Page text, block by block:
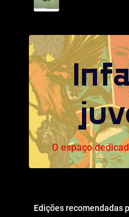
O espaço
Edições recomendadas